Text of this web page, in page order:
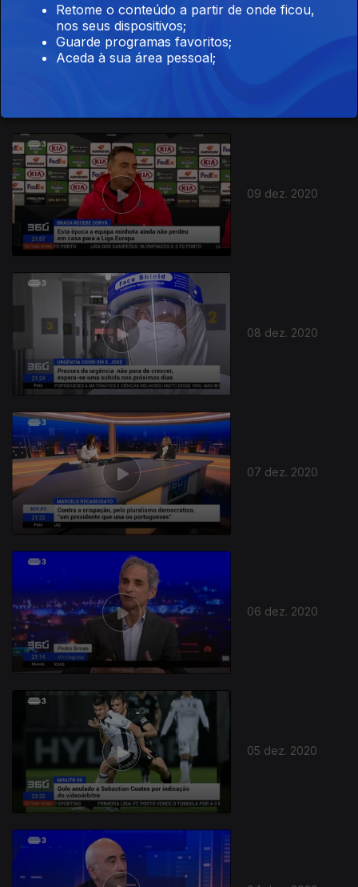
09 dez. 2020
08 dez. 2020
511066
07 dez. 2020
06 dez. 2020
05 dez. 2020
Retome o conteúdo a partir de onde ficou,
nos seus dispositivos;
Guarde programas favoritos;
Aceda à sua área pessoal;